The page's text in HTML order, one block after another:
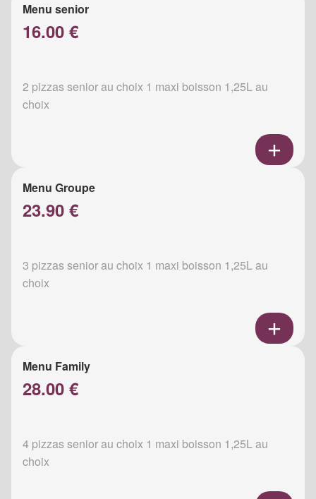
Menu senior
16.00 €
2 pizzas senior au choix 1 maxi boisson 1,25L au
choix
Menu Groupe
23.90 €
3 pizzas senior au choix 1 maxi boisson 1,25L au
choix
Menu Family
28.00 €
4 pizzas senior au choix 1 maxi boisson 1,25L au
choix